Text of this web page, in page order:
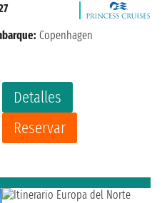
Detalles
Reservar
Copenhagen